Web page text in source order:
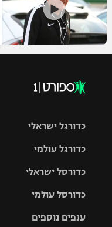
כדורגל ישראלי
גביע הטוטו
כדורגל עולמי
האלופות
ליגה
כדורסל ישראלי
סל
כדורסל עולמי
ענפים נוספים